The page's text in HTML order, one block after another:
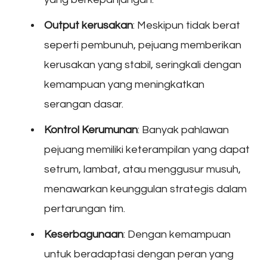
Output kerusakan: Meskipun tidak berat
seperti pembunuh, pejuang memberikan
kerusakan yang stabil, seringkali dengan
kemampuan yang meningkatkan
serangan dasar.
Kontrol Kerumunan: Banyak pahlawan
pejuang memiliki keterampilan yang dapat
setrum, lambat, atau menggusur musuh,
menawarkan keunggulan strategis dalam
pertarungan tim.
Keserbagunaan: Dengan kemampuan
untuk beradaptasi dengan peran yang